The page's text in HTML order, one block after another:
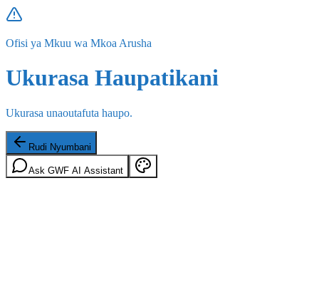
Ofisi ya Mkuu wa Mkoa Arusha
Ukurasa Haupatikani
Ukurasa unaoutafuta haupo.
Rudi Nyumbani
Ask GWF AI Assistant